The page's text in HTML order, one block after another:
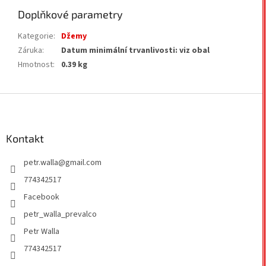
Doplňkové parametry
Kategorie: Džemy
Záruka:
Datum minimální trvanlivosti: viz obal
Hmotnost: 0.39 kg
Kontakt
petr.walla@gmail.com
774342517
Facebook
petr_walla_prevalco
Petr Walla
774342517